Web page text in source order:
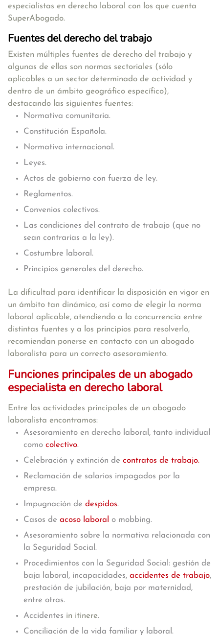
especialistas en derecho laboral con los que cuenta
SuperAbogado.
Fuentes del derecho del trabajo
Existen múltiples fuentes de derecho del trabajo y
algunas de ellas son normas sectoriales (sólo
aplicables a un sector determinado de actividad y
dentro de un ámbito geográfico específico),
destacando las siguientes fuentes:
Normativa comunitaria.
Constitución Española.
Normativa internacional.
Leyes.
Actos de gobierno con fuerza de ley.
Reglamentos.
Convenios colectivos.
Las condiciones del contrato de trabajo (que no
sean contrarias a la ley).
Costumbre laboral.
Principios generales del derecho.
La dificultad para identificar la disposición en vigor en
un ámbito tan dinámico, así como de elegir la norma
laboral aplicable, atendiendo a la concurrencia entre
distintas fuentes y a los principios para resolverlo,
recomiendan ponerse en contacto con un abogado
laboralista para un correcto asesoramiento.
Funciones principales de un abogado
especialista en derecho laboral
Entre las actividades principales de un abogado
laboralista encontramos:
Asesoramiento en derecho laboral, tanto individual
como colectivo.
Celebración y extinción de contratos de trabajo.
Reclamación de salarios impagados por la
empresa.
Impugnación de despidos.
Casos de acoso laboral o mobbing.
Asesoramiento sobre la normativa relacionada con
la Seguridad Social.
Procedimientos con la Seguridad Social: gestión de
baja laboral, incapacidades, accidentes de trabajo,
prestación de jubilación, baja por maternidad,
entre otras.
Accidentes in itinere.
Conciliación de la vida familiar y laboral.